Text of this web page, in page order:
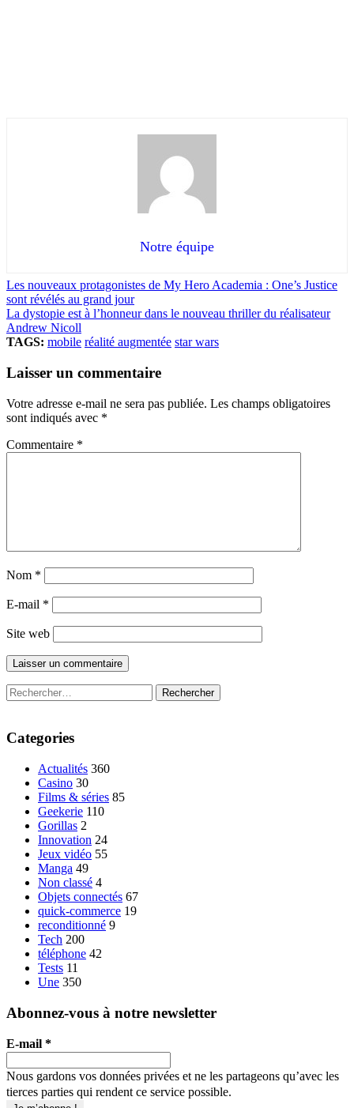
Notre équipe
Les nouveaux protagonistes de My Hero Academia : One’s Justice
sont révélés au grand jour
La dystopie est à l’honneur dans le nouveau thriller du réalisateur
Andrew Nicoll
TAGS: mobile réalité augmentée star wars
Laisser un commentaire
Votre adresse e-mail ne sera pas publiée. Les champs obligatoires
sont indiqués avec *
Commentaire *
Nom *
E-mail *
Site web
Rechercher :
Categories
Actualités 360
Casino 30
Films & séries 85
Geekerie 110
Gorillas 2
Innovation 24
Jeux vidéo 55
Manga 49
Non classé 4
Objets connectés 67
quick-commerce 19
reconditionné 9
Tech 200
téléphone 42
Tests 11
Une 350
Abonnez-vous à notre newsletter
E-mail *
Nous gardons vos données privées et ne les partageons qu’avec les
tierces parties qui rendent ce service possible.